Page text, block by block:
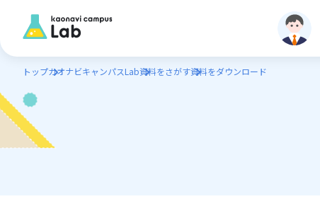
トップカオナビキャンパスLab資料をさがす資料をダウンロード